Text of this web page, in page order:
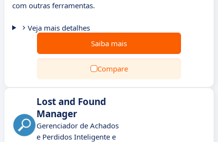
com outras ferramentas.
Veja mais detalhes
Saiba mais
Compare
Lost and Found
Manager
Gerenciador de Achados
e Perdidos Inteligente e